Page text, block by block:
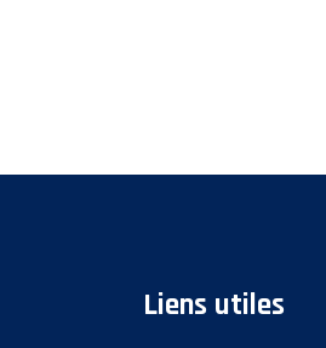
Liens utiles